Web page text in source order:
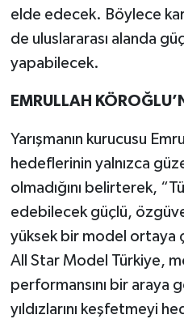
elde edecek. Böylece
de uluslararası alanda
yapabilecek.
EMRULLAH
Yarışmanın kurucusu
hedeflerinin yalnızca
olmadığını belirterek,
edebilecek güçlü,
yüksek bir model ortaya
All Star Model Türkiye,
performansını bir araya
yıldızlarını keşfetmeyi